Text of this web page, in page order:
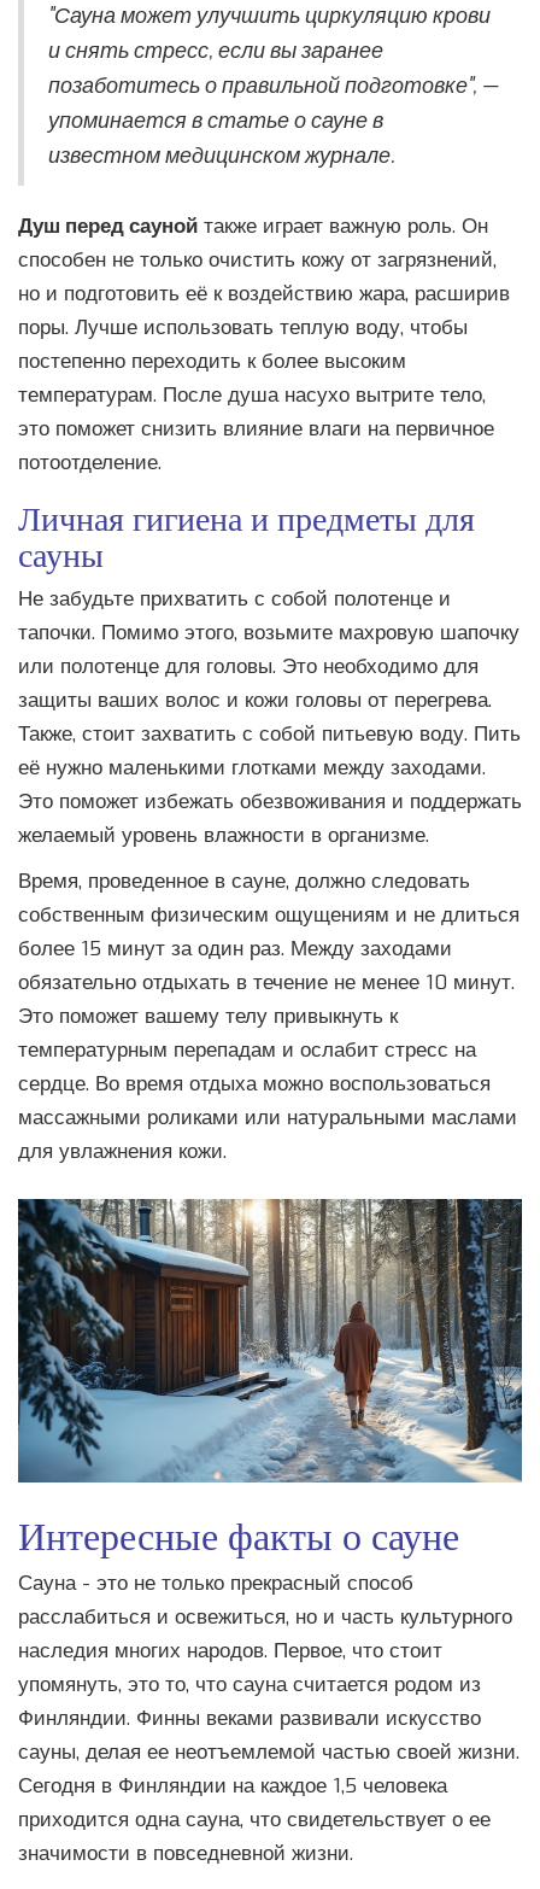
"Сауна может улучшить циркуляцию крови
и снять стресс, если вы заранее
позаботитесь о правильной подготовке", —
упоминается в статье о сауне в
известном медицинском журнале.
Душ перед сауной также играет важную роль. Он
способен не только очистить кожу от загрязнений,
но и подготовить её к воздействию жара, расширив
поры. Лучше использовать теплую воду, чтобы
постепенно переходить к более высоким
температурам. После душа насухо вытрите тело,
это поможет снизить влияние влаги на первичное
потоотделение.
Личная гигиена и предметы для
сауны
Не забудьте прихватить с собой полотенце и
тапочки. Помимо этого, возьмите махровую шапочку
или полотенце для головы. Это необходимо для
защиты ваших волос и кожи головы от перегрева.
Также, стоит захватить с собой питьевую воду. Пить
её нужно маленькими глотками между заходами.
Это поможет избежать обезвоживания и поддержать
желаемый уровень влажности в организме.
Время, проведенное в сауне, должно следовать
собственным физическим ощущениям и не длиться
более 15 минут за один раз. Между заходами
обязательно отдыхать в течение не менее 10 минут.
Это поможет вашему телу привыкнуть к
температурным перепадам и ослабит стресс на
сердце. Во время отдыха можно воспользоваться
массажными роликами или натуральными маслами
для увлажнения кожи.
Интересные факты о сауне
Сауна - это не только прекрасный способ
расслабиться и освежиться, но и часть культурного
наследия многих народов. Первое, что стоит
упомянуть, это то, что сауна считается родом из
Финляндии. Финны веками развивали искусство
сауны, делая ее неотъемлемой частью своей жизни.
Сегодня в Финляндии на каждое 1,5 человека
приходится одна сауна, что свидетельствует о ее
значимости в повседневной жизни.